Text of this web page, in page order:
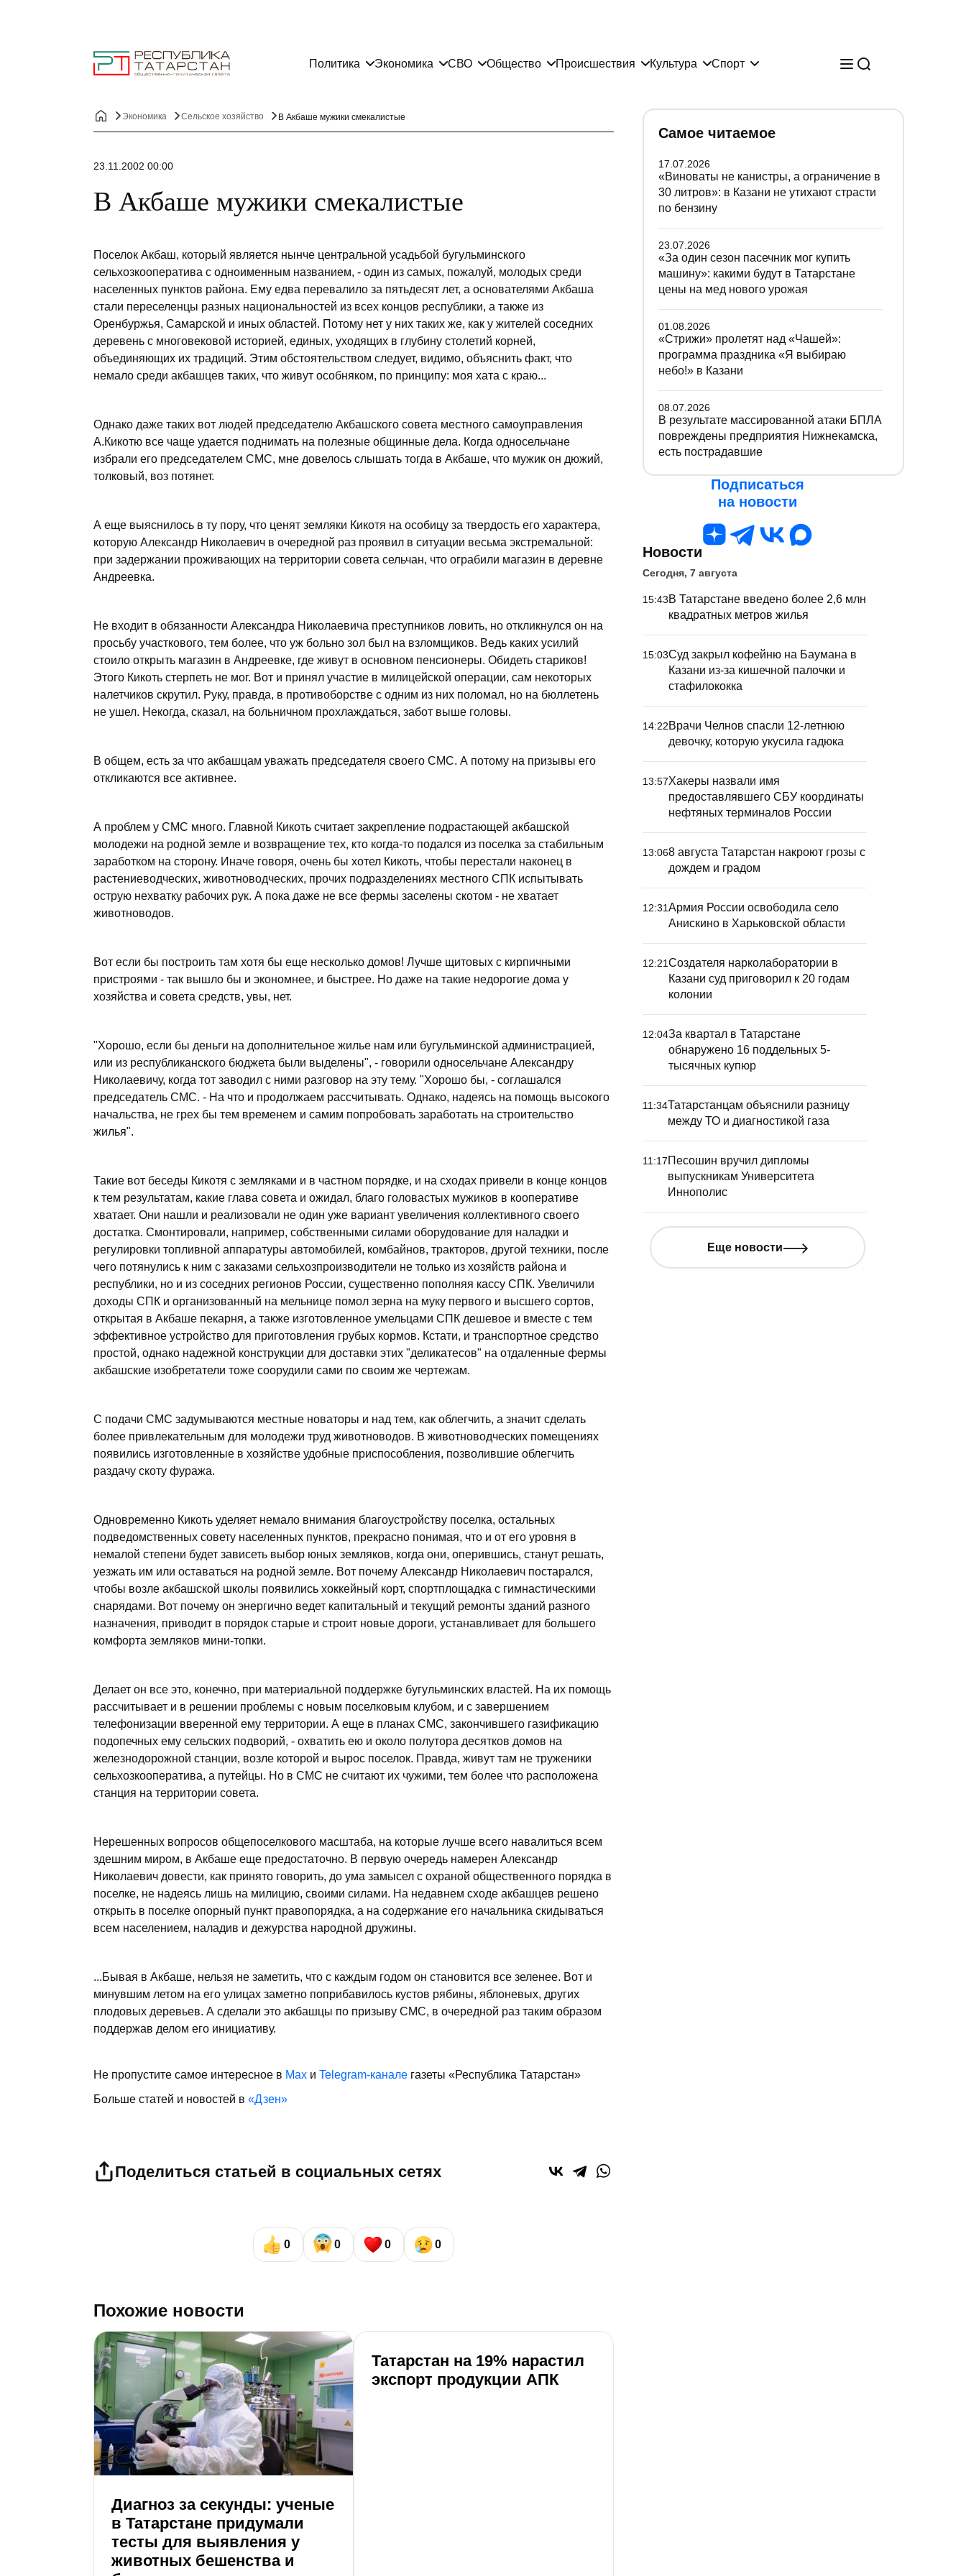
Политика Экономика СВО Общество Происшествия Культура Спорт
Экономика Сельское хозяйство В Акбаше мужики смекалистые
23.11.2002 00:00
В Акбаше мужики смекалистые
Поселок Акбаш, который является нынче центральной усадьбой бугульминского
сельхозкооператива с одноименным названием, - один из самых, пожалуй, молодых среди
населенных пунктов района. Ему едва перевалило за пятьдесят лет, а основателями Акбаша
стали переселенцы разных национальностей из всех концов республики, а также из
Оренбуржья, Самарской и иных областей. Потому нет у них таких же, как у жителей соседних
деревень с многовековой историей, единых, уходящих в глубину столетий корней,
объединяющих их традиций. Этим обстоятельством следует, видимо, объяснить факт, что
немало среди акбашцев таких, что живут особняком, по принципу: моя хата с краю...
Однако даже таких вот людей председателю Акбашского совета местного самоуправления
А.Кикотю все чаще удается поднимать на полезные общинные дела. Когда односельчане
избрали его председателем СМС, мне довелось слышать тогда в Акбаше, что мужик он дюжий,
толковый, воз потянет.
А еще выяснилось в ту пору, что ценят земляки Кикотя на особицу за твердость его характера,
которую Александр Николаевич в очередной раз проявил в ситуации весьма экстремальной:
при задержании проживающих на территории совета сельчан, что ограбили магазин в деревне
Андреевка.
Не входит в обязанности Александра Николаевича преступников ловить, но откликнулся он на
просьбу участкового, тем более, что уж больно зол был на взломщиков. Ведь каких усилий
стоило открыть магазин в Андреевке, где живут в основном пенсионеры. Обидеть стариков!
Этого Кикоть стерпеть не мог. Вот и принял участие в милицейской операции, сам некоторых
налетчиков скрутил. Руку, правда, в противоборстве с одним из них поломал, но на бюллетень
не ушел. Некогда, сказал, на больничном прохлаждаться, забот выше головы.
В общем, есть за что акбашцам уважать председателя своего СМС. А потому на призывы его
откликаются все активнее.
А проблем у СМС много. Главной Кикоть считает закрепление подрастающей акбашской
молодежи на родной земле и возвращение тех, кто когда-то подался из поселка за стабильным
заработком на сторону. Иначе говоря, очень бы хотел Кикоть, чтобы перестали наконец в
растениеводческих, животноводческих, прочих подразделениях местного СПК испытывать
острую нехватку рабочих рук. А пока даже не все фермы заселены скотом - не хватает
животноводов.
Вот если бы построить там хотя бы еще несколько домов! Лучше щитовых с кирпичными
пристроями - так вышло бы и экономнее, и быстрее. Но даже на такие недорогие дома у
хозяйства и совета средств, увы, нет.
"Хорошо, если бы деньги на дополнительное жилье нам или бугульминской администрацией,
или из республиканского бюджета были выделены", - говорили односельчане Александру
Николаевичу, когда тот заводил с ними разговор на эту тему. "Хорошо бы, - соглашался
председатель СМС. - На что и продолжаем рассчитывать. Однако, надеясь на помощь высокого
начальства, не грех бы тем временем и самим попробовать заработать на строительство
жилья".
Такие вот беседы Кикотя с земляками и в частном порядке, и на сходах привели в конце концов
к тем результатам, какие глава совета и ожидал, благо головастых мужиков в кооперативе
хватает. Они нашли и реализовали не один уже вариант увеличения коллективного своего
достатка. Смонтировали, например, собственными силами оборудование для наладки и
регулировки топливной аппаратуры автомобилей, комбайнов, тракторов, другой техники, после
чего потянулись к ним с заказами сельхозпроизводители не только из хозяйств района и
республики, но и из соседних регионов России, существенно пополняя кассу СПК. Увеличили
доходы СПК и организованный на мельнице помол зерна на муку первого и высшего сортов,
открытая в Акбаше пекарня, а также изготовленное умельцами СПК дешевое и вместе с тем
эффективное устройство для приготовления грубых кормов. Кстати, и транспортное средство
простой, однако надежной конструкции для доставки этих "деликатесов" на отдаленные фермы
акбашские изобретатели тоже соорудили сами по своим же чертежам.
С подачи СМС задумываются местные новаторы и над тем, как облегчить, а значит сделать
более привлекательным для молодежи труд животноводов. В животноводческих помещениях
появились изготовленные в хозяйстве удобные приспособления, позволившие облегчить
раздачу скоту фуража.
Одновременно Кикоть уделяет немало внимания благоустройству поселка, остальных
подведомственных совету населенных пунктов, прекрасно понимая, что и от его уровня в
немалой степени будет зависеть выбор юных земляков, когда они, оперившись, станут решать,
уезжать им или оставаться на родной земле. Вот почему Александр Николаевич постарался,
чтобы возле акбашской школы появились хоккейный корт, спортплощадка с гимнастическими
снарядами. Вот почему он энергично ведет капитальный и текущий ремонты зданий разного
назначения, приводит в порядок старые и строит новые дороги, устанавливает для большего
комфорта земляков мини-топки.
Делает он все это, конечно, при материальной поддержке бугульминских властей. На их помощь
рассчитывает и в решении проблемы с новым поселковым клубом, и с завершением
телефонизации вверенной ему территории. А еще в планах СМС, закончившего газификацию
подопечных ему сельских подворий, - охватить ею и около полутора десятков домов на
железнодорожной станции, возле которой и вырос поселок. Правда, живут там не труженики
сельхозкооператива, а путейцы. Но в СМС не считают их чужими, тем более что расположена
станция на территории совета.
Нерешенных вопросов общепоселкового масштаба, на которые лучше всего навалиться всем
здешним миром, в Акбаше еще предостаточно. В первую очередь намерен Александр
Николаевич довести, как принято говорить, до ума замысел с охраной общественного порядка в
поселке, не надеясь лишь на милицию, своими силами. На недавнем сходе акбашцев решено
открыть в поселке опорный пункт правопорядка, а на содержание его начальника скидываться
всем населением, наладив и дежурства народной дружины.
...Бывая в Акбаше, нельзя не заметить, что с каждым годом он становится все зеленее. Вот и
минувшим летом на его улицах заметно поприбавилось кустов рябины, яблоневых, других
плодовых деревьев. А сделали это акбашцы по призыву СМС, в очередной раз таким образом
поддержав делом его инициативу.
Не пропустите самое интересное в Max и Telegram-канале газеты «Республика Татарстан»
Больше статей и новостей в «Дзен»
Поделиться статьей в социальных сетях
0 0 0 0
Похожие новости
Диагноз за секунды: ученые
в Татарстане придумали
тесты для выявления у
животных бешенства и
Татарстан на 19% нарастил
экспорт продукции АПК
Самое читаемое
17.07.2026
«Виноваты не канистры, а ограничение в
30 литров»: в Казани не утихают страсти
по бензину
23.07.2026
«За один сезон пасечник мог купить
машину»: какими будут в Татарстане
цены на мед нового урожая
01.08.2026
«Стрижи» пролетят над «Чашей»:
программа праздника «Я выбираю
небо!» в Казани
08.07.2026
В результате массированной атаки БПЛА
повреждены предприятия Нижнекамска,
есть пострадавшие
Подписаться
на новости
Новости
Сегодня, 7 августа
15:43В Татарстане введено более 2,6 млн
квадратных метров жилья
15:03Суд закрыл кофейню на Баумана в
Казани из-за кишечной палочки и
стафилококка
14:22Врачи Челнов спасли 12-летнюю
девочку, которую укусила гадюка
13:57Хакеры назвали имя
предоставлявшего СБУ координаты
нефтяных терминалов России
13:068 августа Татарстан накроют грозы с
дождем и градом
12:31Армия России освободила село
Анискино в Харьковской области
12:21Создателя нарколаборатории в
Казани суд приговорил к 20 годам
колонии
12:04За квартал в Татарстане
обнаружено 16 поддельных 5-
тысячных купюр
11:34Татарстанцам объяснили разницу
между ТО и диагностикой газа
11:17Песошин вручил дипломы
выпускникам Университета
Иннополис
Еще новости